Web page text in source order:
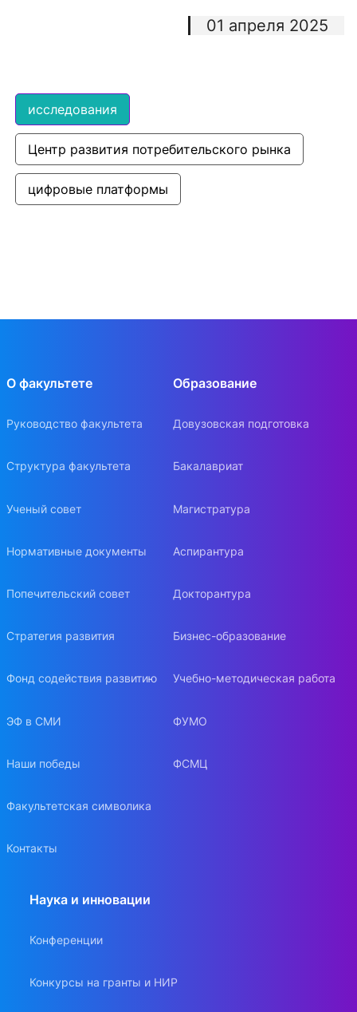
01 апреля 2025
исследования
Центр развития потребительского рынка
цифровые платформы
О факультете
Руководство факультета
Структура факультета
Ученый совет
Нормативные документы
Попечительский совет
Стратегия развития
Фонд содействия развитию
ЭФ в СМИ
Наши победы
Факультетская символика
Контакты
Образование
Довузовская подготовка
Бакалавриат
Магистратура
Аспирантура
Докторантура
Бизнес-образование
Учебно-методическая работа
ФУМО
ФСМЦ
Наука и инновации
Конференции
Конкурсы на гранты и НИР